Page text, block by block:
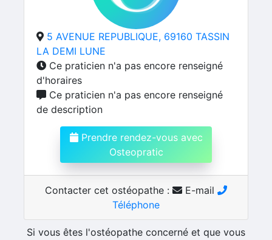
5 AVENUE REPUBLIQUE, 69160 TASSIN
LA DEMI LUNE
Ce praticien n'a pas encore renseigné
d'horaires
Ce praticien n'a pas encore renseigné
de description
Prendre rendez-vous avec
Osteopratic
Contacter cet ostéopathe :
E-mail
Téléphone
Si vous êtes l'ostéopathe concerné et que vous